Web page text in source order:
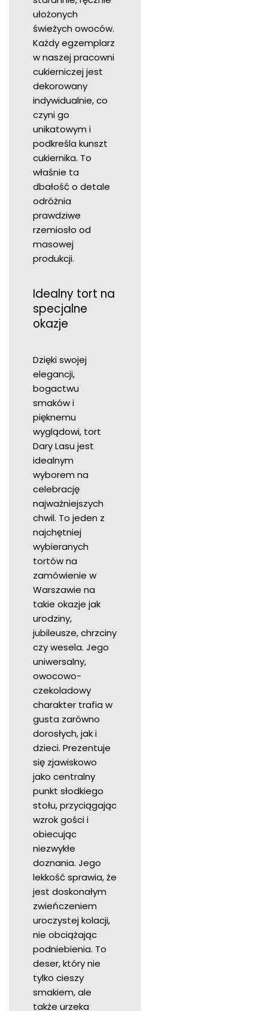
ułożonych
świeżych owoców.
Każdy egzemplarz
w naszej pracowni
cukierniczej jest
dekorowany
indywidualnie, co
czyni go
unikatowym i
podkreśla kunszt
cukiernika. To
właśnie ta
dbałość o detale
odróżnia
prawdziwe
rzemiosło od
masowej
produkcji.
Idealny tort na
specjalne
okazje
Dzięki swojej
elegancji,
bogactwu
smaków i
pięknemu
wyglądowi, tort
Dary Lasu jest
idealnym
wyborem na
celebrację
najważniejszych
chwil. To jeden z
najchętniej
wybieranych
tortów na
zamówienie w
Warszawie na
takie okazje jak
urodziny,
jubileusze, chrzciny
czy wesela. Jego
uniwersalny,
owocowo-
czekoladowy
charakter trafia w
gusta zarówno
dorosłych, jak i
dzieci. Prezentuje
się zjawiskowo
jako centralny
punkt słodkiego
stołu, przyciągając
wzrok gości i
obiecując
niezwykłe
doznania. Jego
lekkość sprawia, że
jest doskonałym
zwieńczeniem
uroczystej kolacji,
nie obciążając
podniebienia. To
deser, który nie
tylko cieszy
smakiem, ale
także urzeka